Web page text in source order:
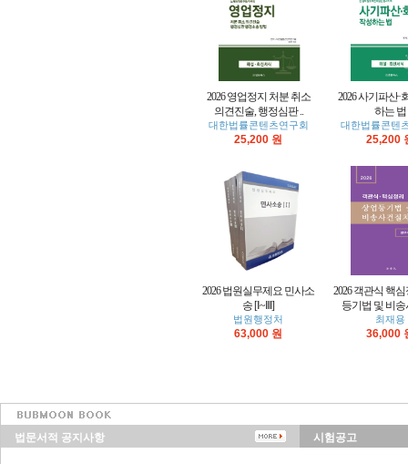
2026 영업정지 처분 취소
의견진술, 행정심판 ..
대한법률콘텐츠연구회
25,200 원
2026 사기파산·
하는 법
대한법률콘텐
25,200
2026 법원실무제요 민사소
송 [Ⅰ~Ⅲ]
법원행정처
63,000 원
2026 객관식 핵
등기법 및 비송
최재용
36,000
법문서적 공지사항 시험공고